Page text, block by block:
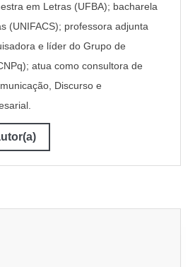
em Letras (UFBA); bacharela
(UNIFACS); professora adjunta
e líder do Grupo de
atua como consultora de
Discurso e